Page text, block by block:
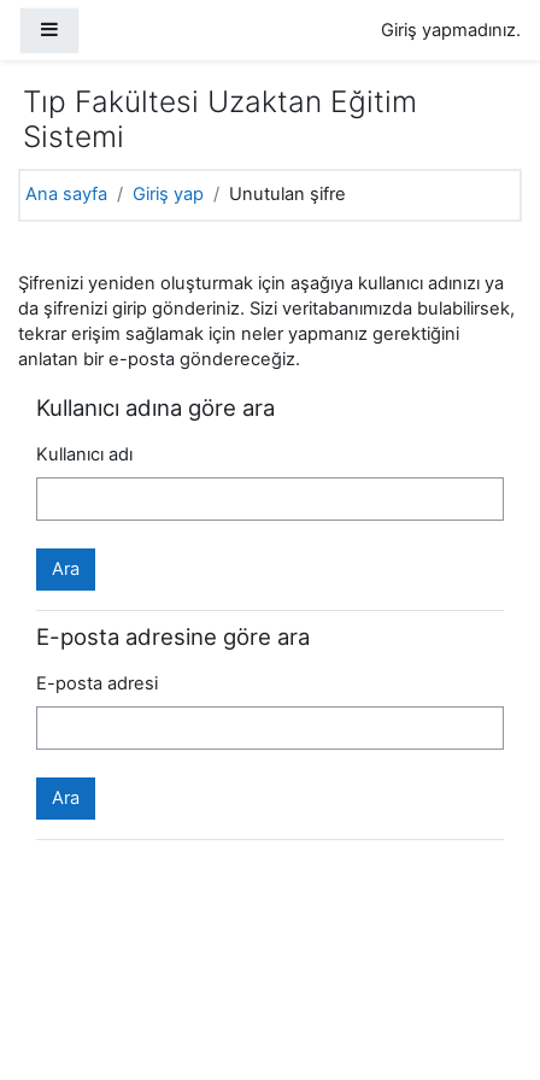
Giriş yapmadınız.
Tıp Fakültesi Uzaktan Eğitim
Sistemi
Ana sayfa Giriş yap Unutulan şifre
Şifrenizi yeniden oluşturmak için aşağıya kullanıcı adınızı ya
da şifrenizi girip gönderiniz. Sizi veritabanımızda bulabilirsek,
tekrar erişim sağlamak için neler yapmanız gerektiğini
anlatan bir e-posta göndereceğiz.
Kullanıcı adına göre ara
Kullanıcı adı
E-posta adresine göre ara
E-posta adresi